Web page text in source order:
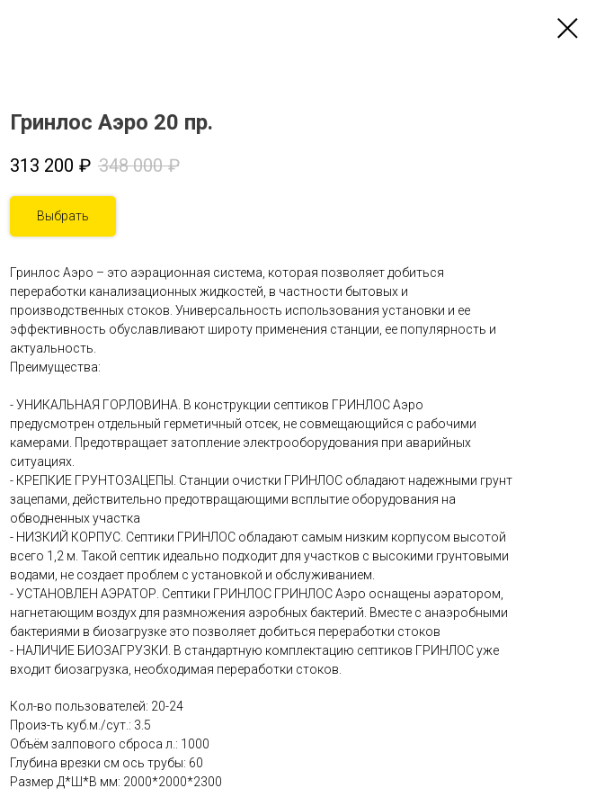
Гринлос Аэро 20 пр.
313 200 ₽ 348 000 ₽
Выбрать
Гринлос Аэро – это аэрационная система, которая позволяет добиться
переработки канализационных жидкостей, в частности бытовых и
производственных стоков. Универсальность использования установки и ее
эффективность обуславливают широту применения станции, ее популярность и
актуальность.
Преимущества:
- УНИКАЛЬНАЯ ГОРЛОВИНА. В конструкции септиков ГРИНЛОС Аэро
предусмотрен отдельный герметичный отсек, не совмещающийся с рабочими
камерами. Предотвращает затопление электрооборудования при аварийных
ситуациях.
- КРЕПКИЕ ГРУНТОЗАЦЕПЫ. Станции очистки ГРИНЛОС обладают надежными грунт
зацепами, действительно предотвращающими всплытие оборудования на
обводненных участка
- НИЗКИЙ КОРПУС. Септики ГРИНЛОС обладают самым низким корпусом высотой
всего 1,2 м. Такой септик идеально подходит для участков с высокими грунтовыми
водами, не создает проблем с установкой и обслуживанием.
- УСТАНОВЛЕН АЭРАТОР. Септики ГРИНЛОС ГРИНЛОС Аэро оснащены аэратором,
нагнетающим воздух для размножения аэробных бактерий. Вместе с анаэробными
бактериями в биозагрузке это позволяет добиться переработки стоков
- НАЛИЧИЕ БИОЗАГРУЗКИ. В стандартную комплектацию септиков ГРИНЛОС уже
входит биозагрузка, необходимая переработки стоков.
Кол-во пользователей: 20-24
Произ-ть куб.м./сут.: 3.5
Объём залпового сброса л.: 1000
Глубина врезки см ось трубы: 60
Размер Д*Ш*В мм: 2000*2000*2300